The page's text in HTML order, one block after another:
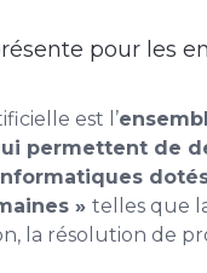
pour les
est l’
permettent de
» telles que
la résolution de